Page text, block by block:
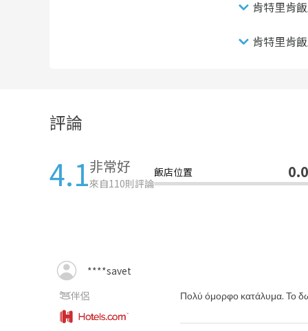
肯特里肯
肯特里肯
評論
4.1非常好
來自110則評論
飯店位置 0.0
****savet
伴侶
Πολύ όμορφο κατάλυμα. Το